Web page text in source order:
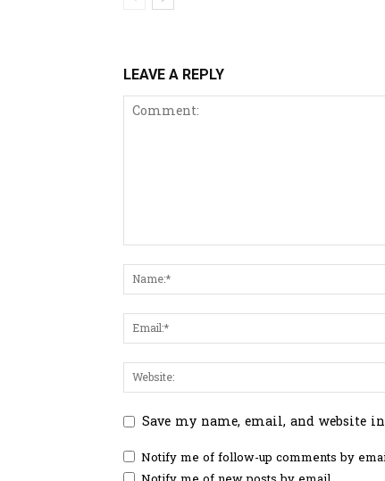
LEAVE A REPLY
Save my name, email, and website
Notify me of follow-up comments by